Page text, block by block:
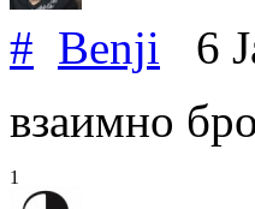
# Benji 6
взаимно
1